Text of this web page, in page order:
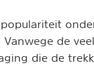
Vanwege de
die de